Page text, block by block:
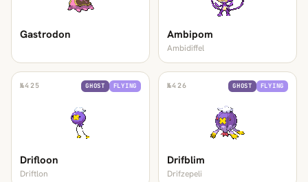
Gastrodon Ambipom
Ambidiffel
№425 GHOST FLYING
Drifloon
Driftlon
№426 GHOST FLYING
Drifblim
Drifzepeli